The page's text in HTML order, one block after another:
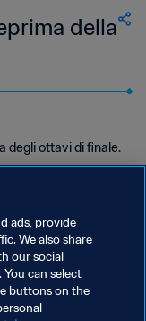
della
degli ottavi di finale.
ads, provide
We also share
our social
can select
buttons on the